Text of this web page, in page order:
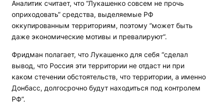
Аналитик считает, что “Лукашенко совсем не прочь
оприходовать“ средства, выделяемые РФ
оккупированным территориям, поэтому “может быть
даже экономические мотивы и превалируют“.
Фридман полагает, что Лукашенко для себя “сделал
вывод, что Россия эти территории не отдаст ни при
каком стечении обстоятельств, что территории, а именно
Донбасс, долгосрочно будут находиться под контролем
РФ“.